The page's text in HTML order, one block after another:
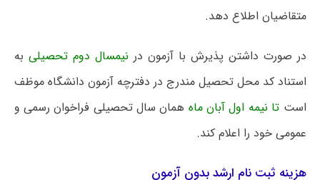
متقاضیان اطلاع دهد.
در صورت داشتن پذیرش با آزمون در نیمسال دوم تحصیلی به
استناد کد محل تحصیل مندرج در دفترچه آزمون دانشگاه موظف
است تا نیمه اول آبان ماه همان سال تحصیلی فراخوان رسمی و
عمومی خود را اعلام کند.
هزینه ثبت نام ارشد بدون آزمون